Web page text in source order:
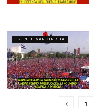
FRENTE SANDINISTA
1